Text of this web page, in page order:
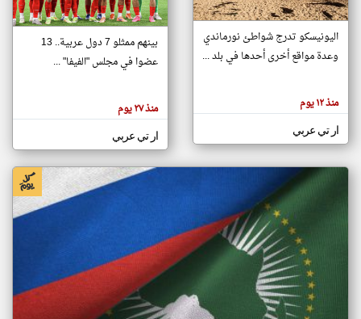
تغيير الدولة
اخبار جزر القمر على مدار الساعة
أهم اخبار جزر القمر العاجلة والمباشرة
هنا عن
وجهة
كاتبيها.
اليونيسكو تدرج شواطئ نورماندي
وعدة مواقع أخرى أحدها في بلد ...
منذ ١٢ يوم
ار تي عربي
بينهم ممثلو 7 دول عربية.. 13
عضوا في مجلس "الفيفا" ...
منذ ٢٧ يوم
ار تي عربي
klyoum.com